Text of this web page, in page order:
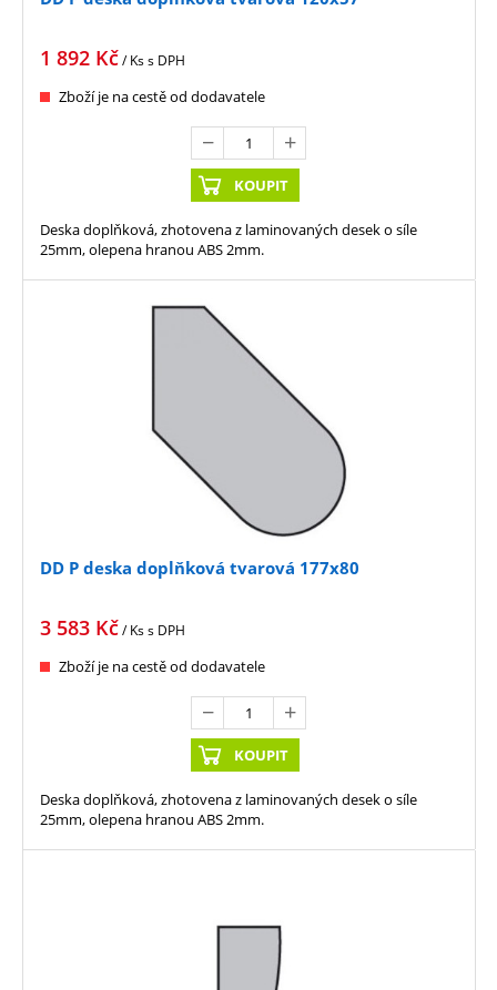
1 892 Kč/ Kss DPH
Zboží je na cestě od dodavatele
KOUPIT
Deska doplňková, zhotovena z laminovaných desek o síle
25mm, olepena hranou ABS 2mm.
DD P deska doplňková tvarová 177x80
3 583 Kč/ Kss DPH
Zboží je na cestě od dodavatele
KOUPIT
Deska doplňková, zhotovena z laminovaných desek o síle
25mm, olepena hranou ABS 2mm.